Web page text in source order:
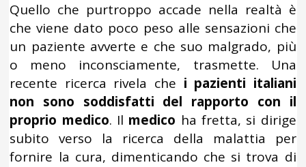
Quello che purtroppo accade nella realtà è
che viene dato poco peso alle sensazioni che
un paziente avverte e che suo malgrado, più
o meno inconsciamente, trasmette. Una
recente ricerca rivela che i pazienti italiani
non sono soddisfatti del rapporto con il
proprio medico. Il medico ha fretta, si dirige
subito verso la ricerca della malattia per
fornire la cura, dimenticando che si trova di